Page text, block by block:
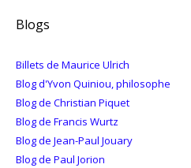
Blogs
Billets de Maurice Ulrich
Blog d'Yvon Quiniou, philosophe
Blog de Christian Piquet
Blog de Francis Wurtz
Blog de Jean-Paul Jouary
Blog de Paul Jorion